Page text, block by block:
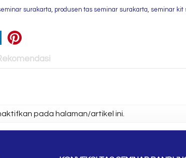
surakarta, produsen tas seminar surakarta, seminar kit
pada halaman/artikel ini.